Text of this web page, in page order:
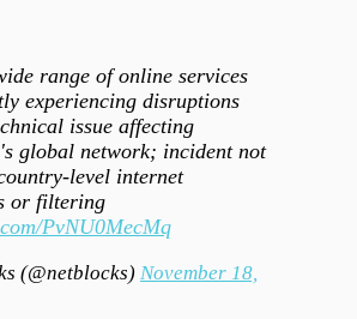
range of online services
experiencing disruptions
issue affecting
global network; incident not
level internet
or filtering
PvNU0MecMq
(@netblocks) November 18,